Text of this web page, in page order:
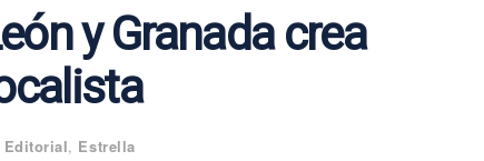
y Granada crea
Editorial, Estrella